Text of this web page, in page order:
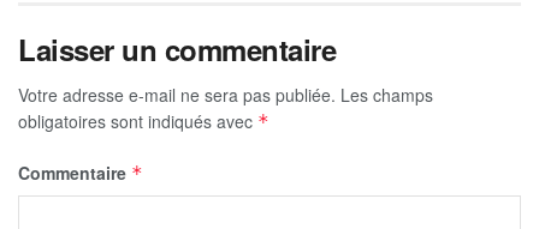
Laisser un commentaire
Votre adresse e-mail ne sera pas publiée. Les champs
obligatoires sont indiqués avec *
Commentaire *